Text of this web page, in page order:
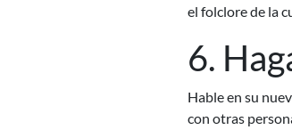
el folclore de la
6.
Hable en su
con otras